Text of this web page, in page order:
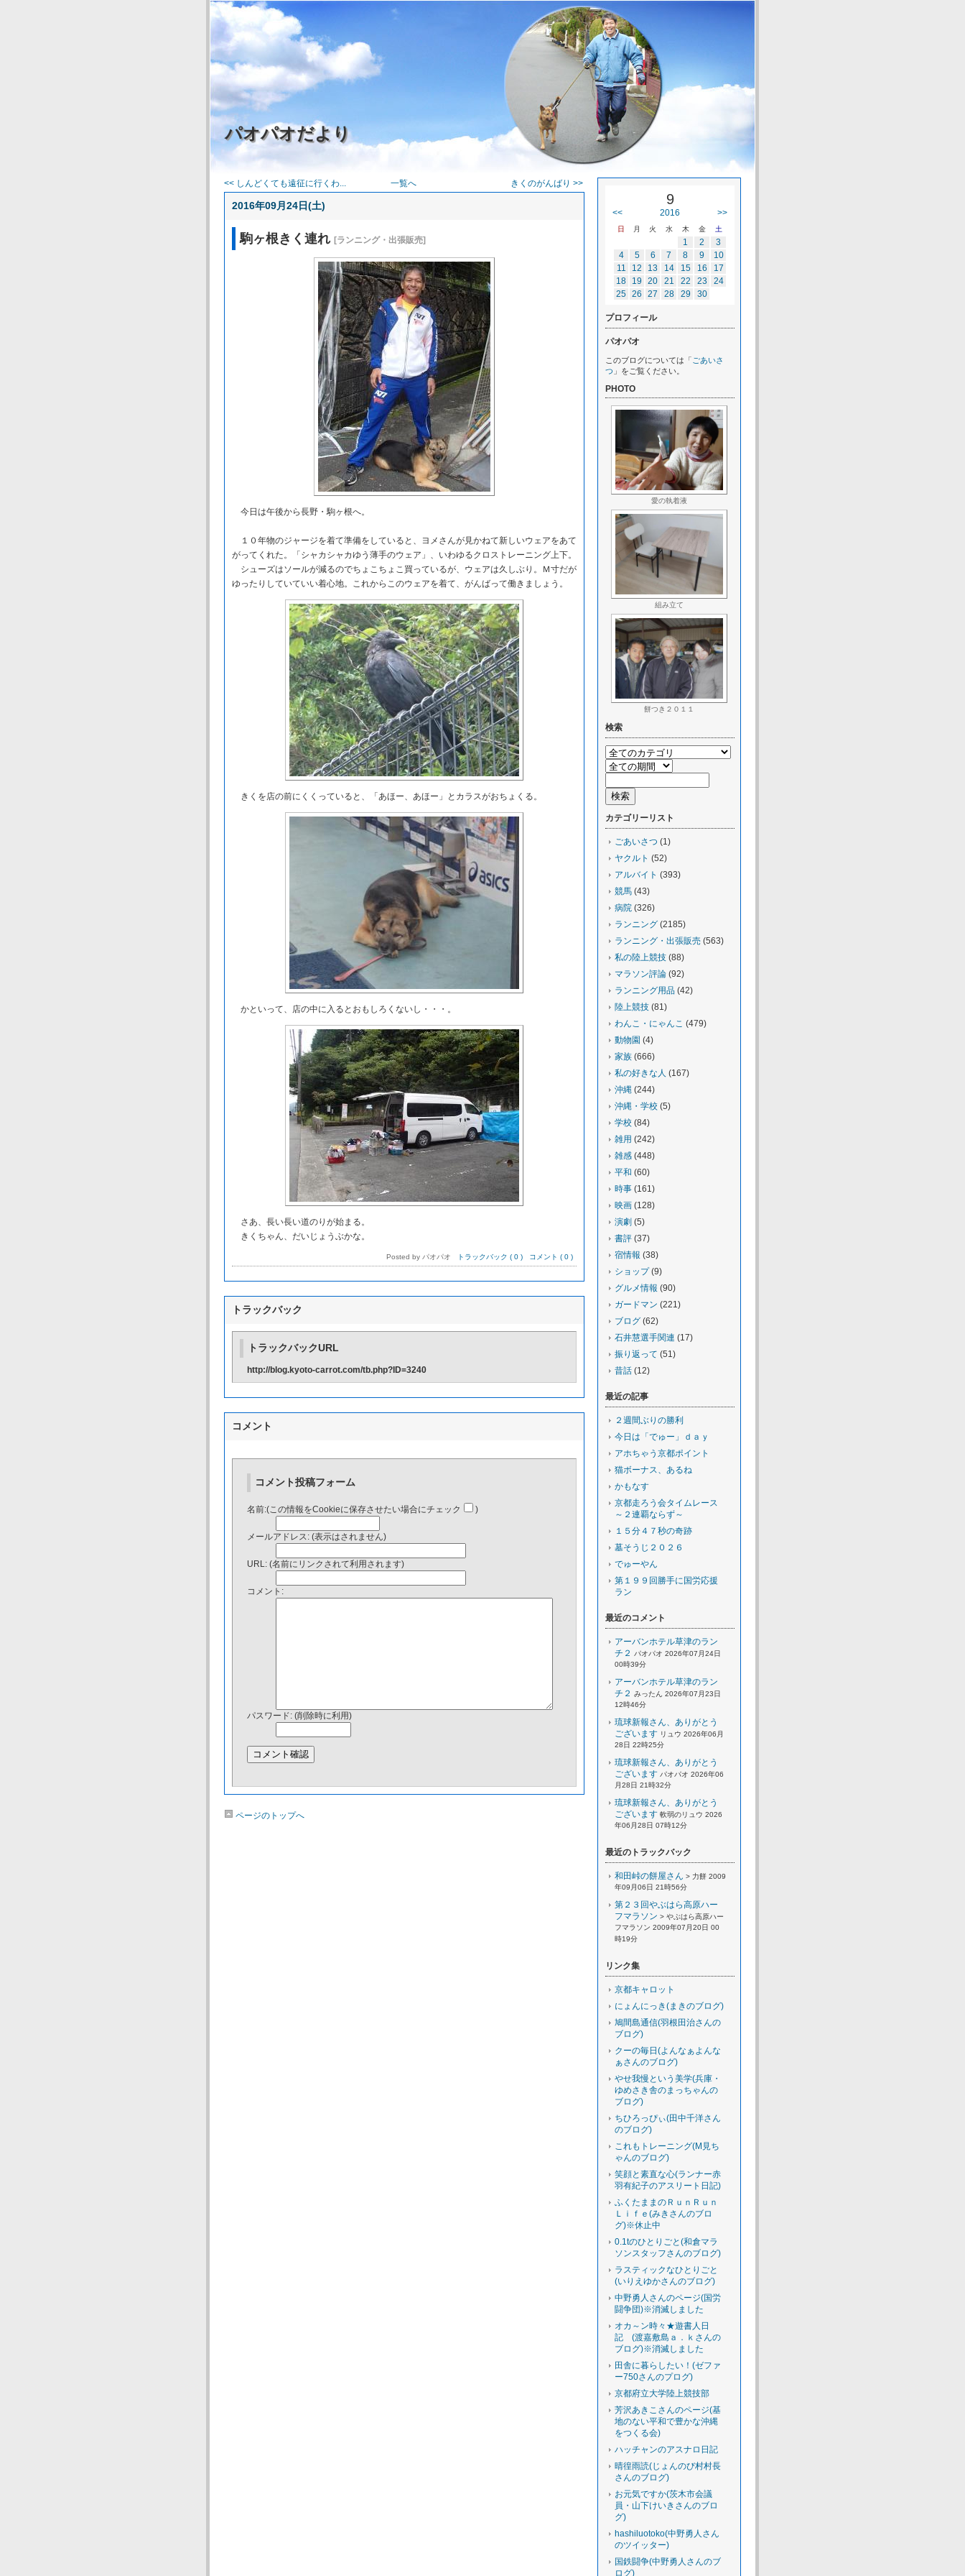
パオパオだより
<< しんどくても遠征に行くわ... 一覧へ きくのがんばり >>
2016年09月24日(土)
駒ヶ根きく連れ [ランニング・出張販売]
今日は午後から長野・駒ヶ根へ。
１０年物のジャージを着て準備をしていると、ヨメさんが見かねて新しいウェアをあて
がってくれた。「シャカシャカゆう薄手のウェア」、いわゆるクロストレーニング上下。
シューズはソールが減るのでちょこちょこ買っているが、ウェアは久しぶり。Ｍ寸だが
ゆったりしていていい着心地。これからこのウェアを着て、がんばって働きましょう。
きくを店の前にくくっていると、「あほー、あほー」とカラスがおちょくる。
かといって、店の中に入るとおもしろくないし・・・。
さあ、長い長い道のりが始まる。
きくちゃん、だいじょうぶかな。
Posted by パオパオ トラックバック ( 0 ) コメント ( 0 )
トラックバック
トラックバックURL
http://blog.kyoto-carrot.com/tb.php?ID=3240
コメント
コメント投稿フォーム
名前:(この情報をCookieに保存させたい場合にチェック )
メールアドレス: (表示はされません)
URL: (名前にリンクされて利用されます)
コメント:
パスワード: (削除時に利用)
ページのトップへ
9
<< 2016 >>
日 月 火 水 木 金 土
1 2
3
4
5 6 7 8 9
10
11
12 13 14 15 16
17
18
19 20 21 22 23
24
25 26 27 28 29 30
プロフィール
パオパオ
このブログについては「 ごあいさ
つ 」をご覧ください。
PHOTO
愛の執着液
組み立て
餅つき２０１１
検索
カテゴリーリスト
ごあいさつ (1)
ヤクルト (52)
アルバイト (393)
競馬 (43)
病院 (326)
ランニング (2185)
ランニング・出張販売 (563)
私の陸上競技 (88)
マラソン評論 (92)
ランニング用品 (42)
陸上競技 (81)
わんこ・にゃんこ (479)
動物園 (4)
家族 (666)
私の好きな人 (167)
沖縄 (244)
沖縄・学校 (5)
学校 (84)
雑用 (242)
雑感 (448)
平和 (60)
時事 (161)
映画 (128)
演劇 (5)
書評 (37)
宿情報 (38)
ショップ(9)
グルメ情報 (90)
ガードマン (221)
ブログ (62)
石井慧選手関連 (17)
振り返って (51)
昔話 (12)
最近の記事
２週間ぶりの勝利
今日は「でゅー」ｄａｙ
アホちゃう京都ポイント
猫ボーナス、あるね
かもなす
京都走ろう会タイムレース
～２連覇ならず～
１５分４７秒の奇跡
墓そうじ２０２６
でゅーやん
第１９９回勝手に国労応援
ラン
最近のコメント
アーバンホテル草津のラン
チ２
パオパオ 2026年07月24日
00時39分
アーバンホテル草津のラン
チ２ みったん 2026年07月23日
12時46分
琉球新報さん、ありがとう
ございます リュウ 2026年06月
28日 22時25分
琉球新報さん、ありがとう
ございます パオパオ 2026年06
月28日 21時32分
琉球新報さん、ありがとう
ございます 軟弱のリュウ 2026
年06月28日 07時12分
最近のトラックバック
和田峠の餅屋さん > 力餅 2009
年09月06日 21時56分
第２３回やぶはら高原ハー
フマラソン > やぶはら高原ハー
フマラソン 2009年07月20日 00
時19分
リンク集
京都キャロット
にょんにっき(まきのブログ)
鳩間島通信(羽根田治さんの
ブログ)
クーの毎日(よんなぁよんな
ぁさんのブログ)
やせ我慢という美学(兵庫・
ゆめさき舎のまっちゃんの
ブログ)
ちひろっぴぃ(田中千洋さん
のブログ)
これもトレーニング(M見ち
ゃんのブログ)
笑顔と素直な心(ランナー赤
羽有紀子のアスリート日記)
ふくたままのＲｕｎＲｕｎ
Ｌｉｆｅ(みきさんのブロ
グ)※休止中
0.1tのひとりごと(和倉マラ
ソンスタッフさんのブログ)
ラスティックなひとりごと
(いりえゆかさんのブログ)
中野勇人さんのページ(国労
闘争団)※消滅しました
オカ～ン時々★遊書人日
記 (渡嘉敷島ａ．ｋさんの
ブログ)※消滅しました
田舎に暮らしたい！(ゼファ
ー750さんのプログ)
京都府立大学陸上競技部
芳沢あきこさんのページ(基
地のない平和で豊かな沖縄
をつくる会)
ハッチャンのアスナロ日記
晴徨雨読(じょんのび村村長
さんのブログ)
お元気ですか(茨木市会議
員・山下けいきさんのブロ
グ)
hashiluotoko(中野勇人さん
のツイッター)
国鉄闘争(中野勇人さんのブ
ログ)